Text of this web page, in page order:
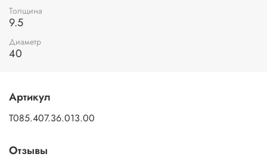
Толщина
9.5
Диаметр
40
Артикул
T085.407.36.013.00
Отзывы